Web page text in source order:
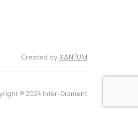
Created by XANTUM
© 2024 Inter-Diament